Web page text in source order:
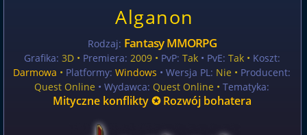
Alganon
Rodzaj: Fantasy MMORPG
Grafika: 3D • Premiera: 2009 • PvP: Tak• PvE: Tak • Koszt:
Darmowa • Platformy: Windows • Wersja PL: Nie • Producent:
Quest Online • Wydawca: Quest Online •Tematyka:
Mityczne konflikty ✪ Rozwój bohatera